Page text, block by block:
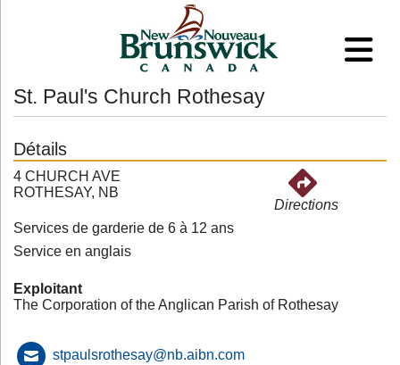
St. Paul's Church Rothesay
Détails
4 CHURCH AVE
ROTHESAY, NB
Directions
Services de garderie de 6 à 12 ans
Service en anglais
Exploitant
The Corporation of the Anglican Parish of Rothesay
stpaulsrothesay@nb.aibn.com